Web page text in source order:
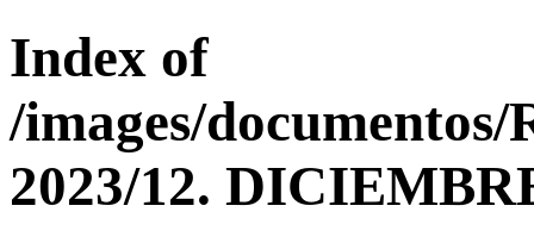
Index of
/images/
2023/12.